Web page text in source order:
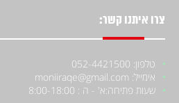
צרו איתנו קשר:
טלפון: 052-4421500
אימייל: moniiraqe@gmail.com
שעות פתיחה:א' - ה : 8:00-18:00